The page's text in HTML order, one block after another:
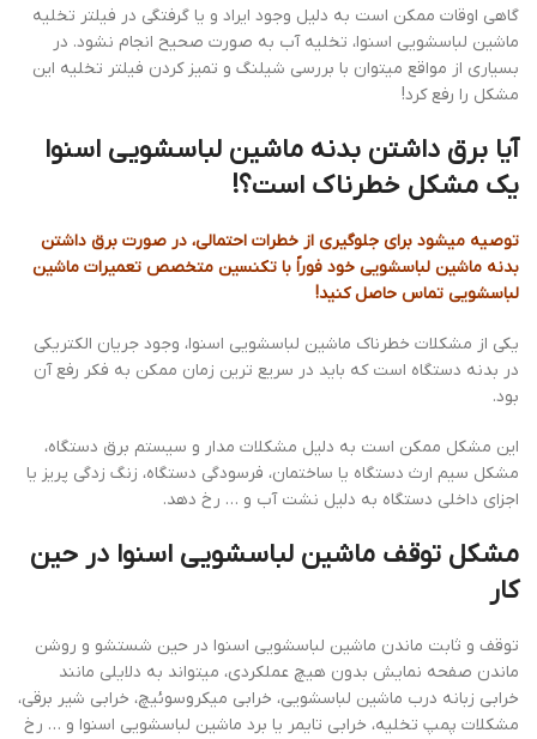
گاهی اوقات ممکن است به دلیل وجود ایراد و یا گرفتگی در فیلتر تخلیه
ماشین لباسشویی اسنوا، تخلیه آب به صورت صحیح انجام نشود. در
بسیاری از مواقع میتوان با بررسی شیلنگ و تمیز کردن فیلتر تخلیه این
مشکل را رفع کرد!
آیا برق داشتن بدنه ماشین لباسشویی اسنوا
یک مشکل خطرناک است؟!
توصیه میشود برای جلوگیری از خطرات احتمالی، در صورت برق داشتن
بدنه ماشین لباسشویی خود فوراً با تکنسین متخصص تعمیرات ماشین
لباسشویی تماس حاصل کنید!
یکی از مشکلات خطرناک ماشین لباسشویی اسنوا، وجود جریان الکتریکی
در بدنه دستگاه است که باید در سریع ترین زمان ممکن به فکر رفع آن
بود.
این مشکل ممکن است به دلیل مشکلات مدار و سیستم برق دستگاه،
مشکل سیم ارث دستگاه یا ساختمان، فرسودگی دستگاه، زنگ زدگی پریز یا
اجزای داخلی دستگاه به دلیل نشت آب و … رخ دهد.
مشکل توقف ماشین لباسشویی اسنوا در حین
کار
توقف و ثابت ماندن ماشین لباسشویی اسنوا در حین شستشو و روشن
ماندن صفحه نمایش بدون هیچ عملکردی، میتواند به دلایلی مانند
خرابی زبانه درب ماشین لباسشویی، خرابی میکروسوئیچ، خرابی شیر برقی،
مشکلات پمپ تخلیه، خرابی تایمر یا برد ماشین لباسشویی اسنوا و … رخ